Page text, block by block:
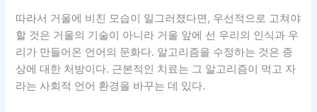
따라서 거울에 비친 모습이 일그러졌다면, 우선적으로 고쳐야
할 것은 거울의 기술이 아니라 거울 앞에 선 우리의 인식과 우
리가 만들어온 언어의 문화다. 알고리즘을 수정하는 것은 증
상에 대한 처방이다. 근본적인 치료는 그 알고리즘이 먹고 자
라는 사회적 언어 환경을 바꾸는 데 있다.